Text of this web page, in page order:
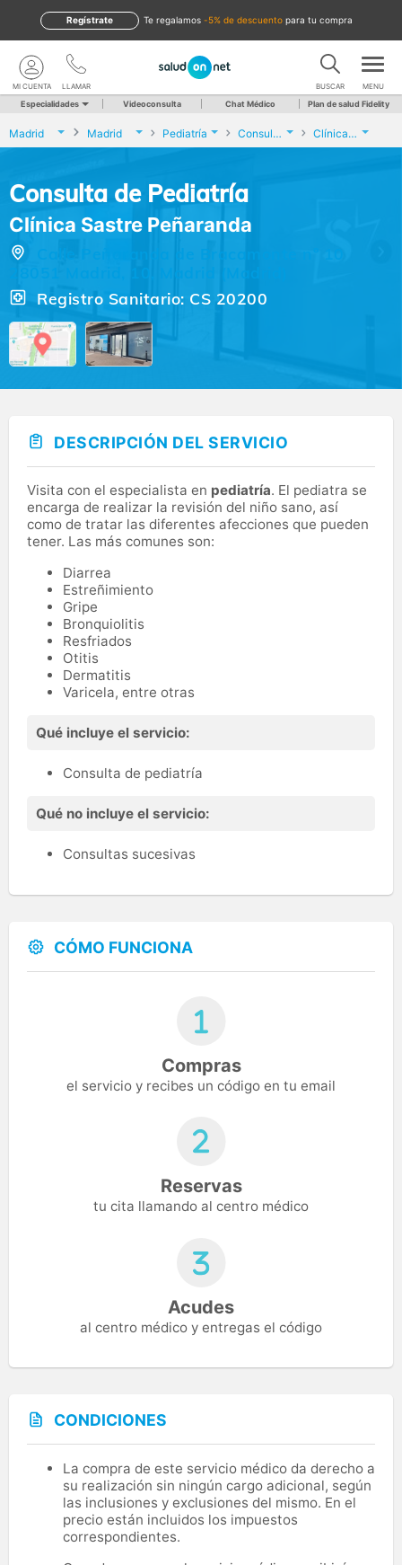
te regalamos -5% de descuento para tu compra
Regístrate
LLAMAR
MI CUENTA BUSCAR MENU
Especialidades Videoconsulta Chat Médico Plan de salud Fidelity
Madrid Madrid Pediatría Consulta de Pediatría Clínica Sastre Peñaranda
Consulta de Pediatría
Clínica Sastre Peñaranda
Registro Sanitario: CS 20200
DESCRIPCIÓN DEL SERVICIO
Visita con el especialista en pediatría. El pediatra se
encarga de realizar la revisión del niño sano, así
como de tratar las diferentes afecciones que pueden
tener. Las más comunes son:
Diarrea
Estreñimiento
Gripe
Bronquiolitis
Resfriados
Otitis
Dermatitis
Varicela, entre otras
Qué incluye el servicio:
Consulta de pediatría
Qué no incluye el servicio:
Consultas sucesivas
CÓMO FUNCIONA
Compras
el servicio y recibes un código en tu email
Reservas
tu cita llamando al centro médico
Acudes
al centro médico y entregas el código
CONDICIONES
La compra de este servicio médico da derecho a
su realización sin ningún cargo adicional, según
las inclusiones y exclusiones del mismo. En el
precio están incluidos los impuestos
correspondientes.